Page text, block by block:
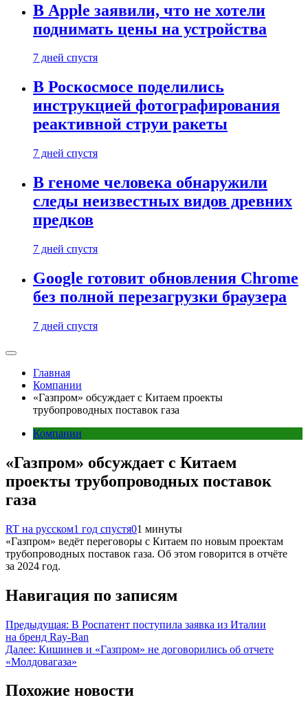
В Apple заявили, что не хотели
поднимать цены на устройства
7 дней спустя
В Роскосмосе поделились
инструкцией фотографирования
реактивной струи ракеты
7 дней спустя
В геноме человека обнаружили
следы неизвестных видов древних
предков
7 дней спустя
Google готовит обновления Chrome
без полной перезагрузки браузера
7 дней спустя
Главная
Компании
«Газпром» обсуждает с Китаем проекты
трубопроводных поставок газа
Компании
«Газпром» обсуждает с Китаем
проекты трубопроводных поставок
газа
RT на русском1 год спустя01 минуты
«Газпром» ведёт переговоры с Китаем по новым проектам
трубопроводных поставок газа. Об этом говорится в отчёте
за 2024 год.
Навигация по записям
Предыдущая: В Роспатент поступила заявка из Италии
на бренд Ray-Ban
Далее: Кишинев и «Газпром» не договорились об отчете
«Молдовагаза»
Похожие новости